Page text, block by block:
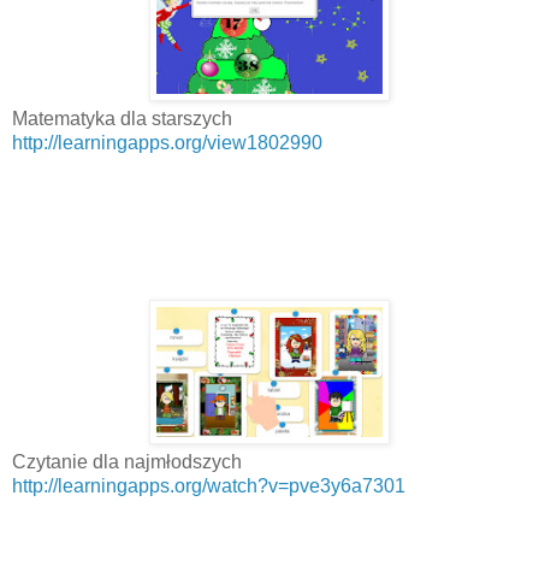
Matematyka dla starszych
http://learningapps.org/view1802990
Czytanie dla najmłodszych
http://learningapps.org/watch?v=pve3y6a7301